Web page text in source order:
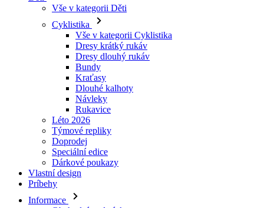
Dresy dlouhý rukáv
Bundy
Kraťasy
Dlouhé kalhoty
Návleky
Rukavice
Léto 2026
Týmové repliky
Doprodej
Speciální edice
Dárkové poukazy
Vlastní design
Príbehy
Informace
Obchodní podmínky
Informace o zpracovávání osobních údajů
Reklamační podmínky
Ochrana soukromí - cookies
O nás